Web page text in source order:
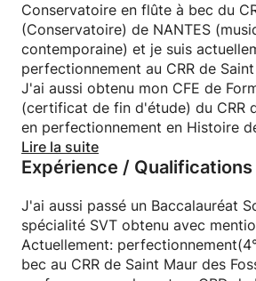
fin de chaque cours nous
tous ce que l'enfant à réussi et
qu'il faut améliorer pour la
Conservatoire en flûte à bec du
(Conservatoire) de NANTES
contemporaine) et je suis
perfectionnement au CRR de
J'ai aussi obtenu mon CFE de
(certificat de fin d'étude) du CRR
en perfectionnement en Histoire
Saint Maur des Fossés (=bac+4/5)
Lire la suite
Expérience / Qualifications
J'ai aussi passé un Baccalauréat
spécialité SVT obtenu avec
Actuellement:
bec au CRR de Saint Maur des